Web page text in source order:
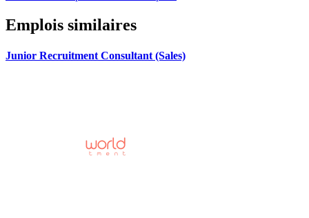
Emplois similaires
Junior Recruitment Consultant (Sales)